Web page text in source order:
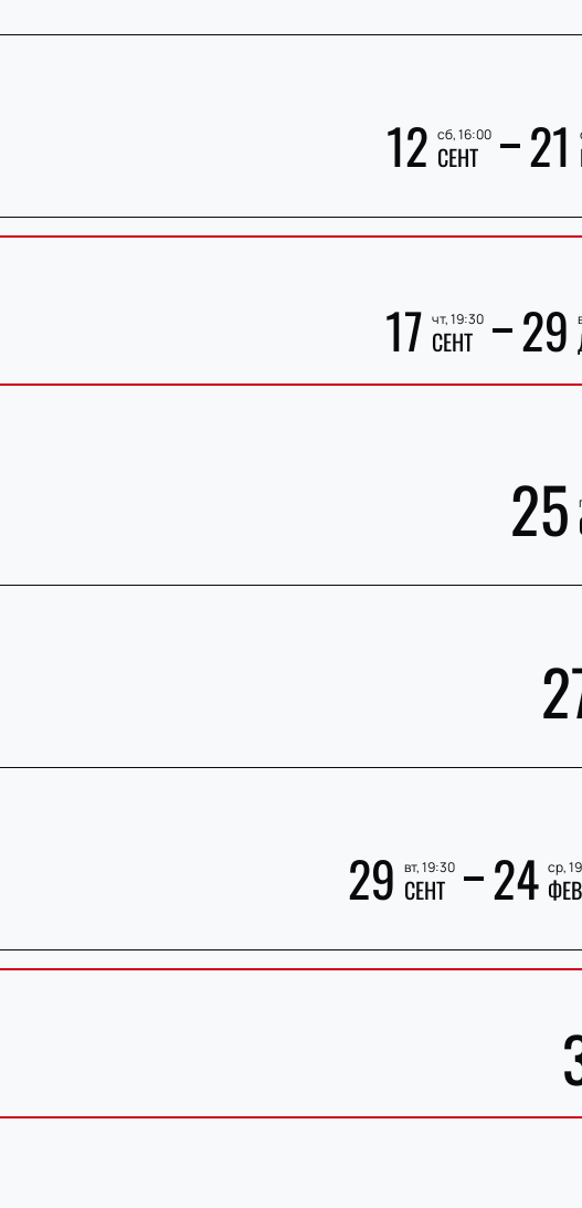
12 сб, 16:00
СЕНТ 21
17 чт, 19:30
СЕНТ 29
25
29 вт, 19:30
СЕНТ 24 ср,